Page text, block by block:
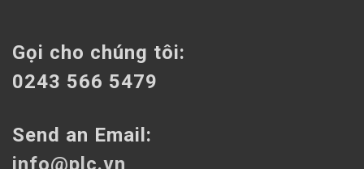
Gọi cho chúng tôi:
0243 566 5479
Send an Email:
info@plc.vn